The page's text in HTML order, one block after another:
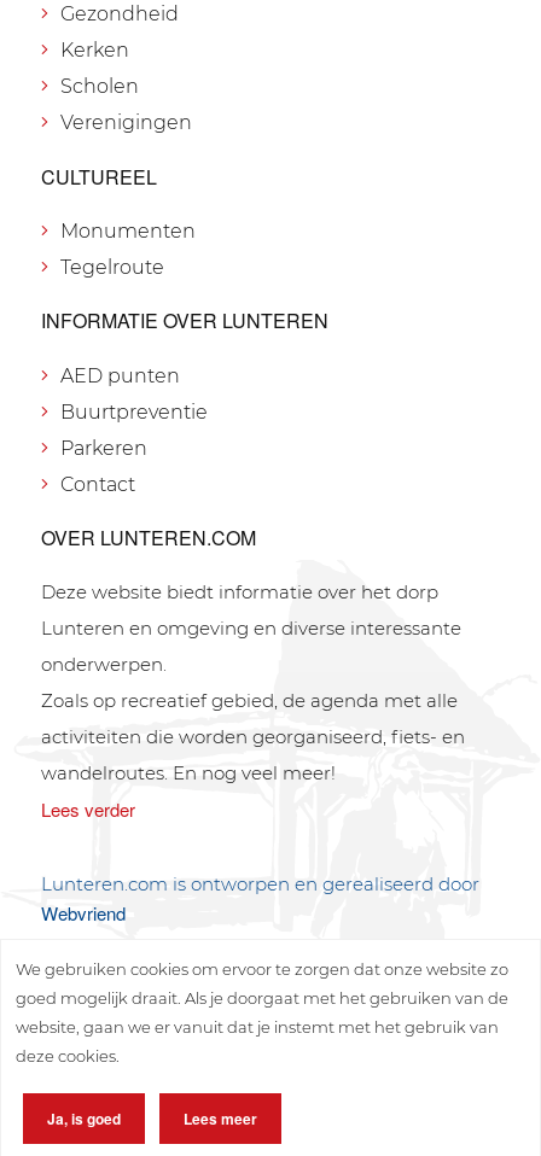
Gezondheid
Kerken
Scholen
Verenigingen
CULTUREEL
Monumenten
Tegelroute
INFORMATIE OVER LUNTEREN
AED punten
Buurtpreventie
Parkeren
Contact
OVER LUNTEREN.COM
Deze website biedt informatie over het dorp
Lunteren en omgeving en diverse interessante
onderwerpen.
Zoals op recreatief gebied, de agenda met alle
activiteiten die worden georganiseerd, fiets- en
wandelroutes. En nog veel meer!
Lees verder
Lunteren.com is ontworpen en gerealiseerd door
Webvriend
We gebruiken cookies om ervoor te zorgen dat onze website zo
goed mogelijk draait. Als je doorgaat met het gebruiken van de
website, gaan we er vanuit dat je instemt met het gebruik van
deze cookies.
Ja, is goed Lees meer